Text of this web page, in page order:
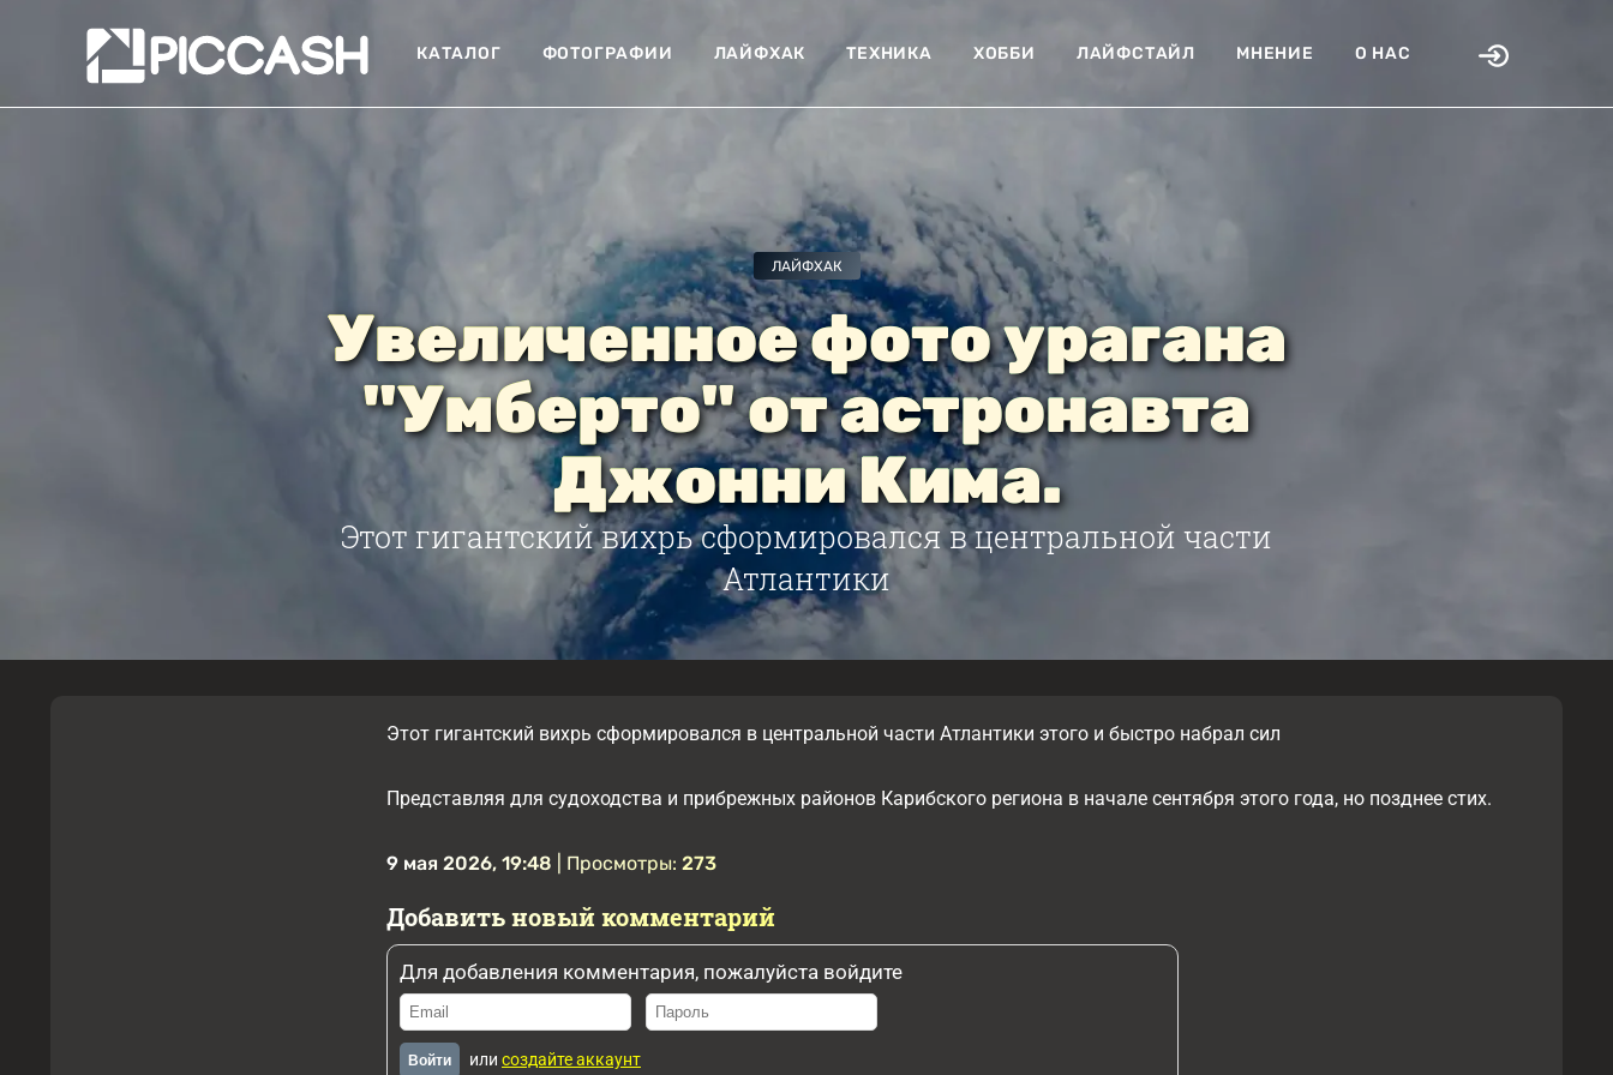
КАТАЛОГ ФОТОГРАФИИ ЛАЙФХАК ТЕХНИКА ХОББИ ЛАЙФСТАЙЛ МНЕНИЕ О НАС
ЛАЙФХАК
Увеличенное фото урагана
"Умберто" от астронавта
Джонни Кима.
Этот гигантский вихрь сформировался в центральной части
Атлантики
Этот гигантский вихрь сформировался в центральной части Атлантики этого и быстро набрал сил
Представляя для судоходства и прибрежных районов Карибского региона в начале сентября этого года, но позднее стих.
9 мая 2026, 19:48 | Просмотры: 273
Добавить новый комментарий
Для добавления комментария, пожалуйста войдите
Войти или создайте аккаунт